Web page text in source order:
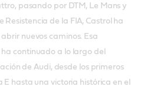
pasando por DTM, Le Mans y
de la FIA, Castrol ha
nuevos caminos. Esa
continuado a lo largo del
de Audi, desde los primeros
hasta una victoria histórica en el